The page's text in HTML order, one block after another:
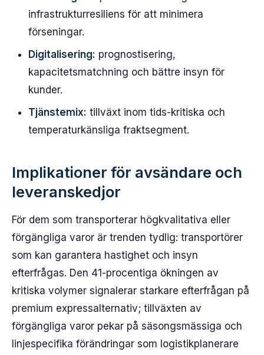
infrastrukturresiliens för att minimera
förseningar.
Digitalisering: prognostisering,
kapacitetsmatchning och bättre insyn för
kunder.
Tjänstemix: tillväxt inom tids-kritiska och
temperaturkänsliga fraktsegment.
Implikationer för avsändare och
leveranskedjor
För dem som transporterar högkvalitativa eller
förgängliga varor är trenden tydlig: transportörer
som kan garantera hastighet och insyn
efterfrågas. Den 41-procentiga ökningen av
kritiska volymer signalerar starkare efterfrågan på
premium expressalternativ; tillväxten av
förgängliga varor pekar på säsongsmässiga och
linjespecifika förändringar som logistikplanerare